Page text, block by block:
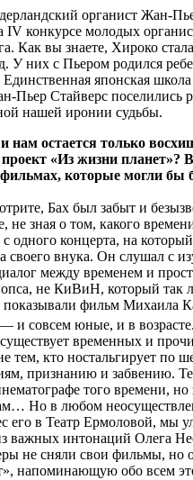
органист Жан-
IV конкурсе молодых
Как вы знаете, Хироко
У них с Пьером родился
японская
Стайверс поселились
нашей иронии судьбы.
нам остается только
«Из жизни планет»?
фильмах, которые могли
Бах был забыт и
зная о том, какого
одного концерта, на
своего внука. Он слушал с
между временем и
не КиВиН, который так
фильм Михаила
и совсем юные, и в
временных и
тем, кто ностальгирует по
признанию и забвению.
того времени,
Но в любом
его в Театр Ермоловой, мы
важных интонаций Олега
не сняли свои фильмы, но
напоминающую обо всем